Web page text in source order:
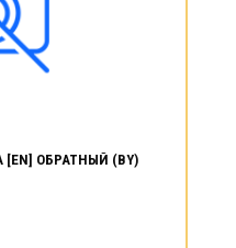
А [EN] ОБРАТНЫЙ (BY)